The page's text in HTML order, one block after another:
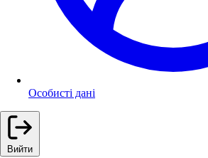
Особисті дані
Вийти